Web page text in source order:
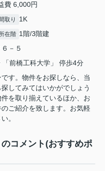
費 6,000円
取り 1K
在階 1階/3階建
－５
「前橋工科大学」 停歩4分
す。物件をお探しなら、当
してみてはいかがでしょう
を取り揃えているほか、お
ご紹介を致します。お気軽
。
コメント(おすすめポ